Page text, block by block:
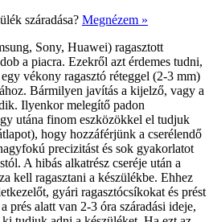
száradása? Megnézem »
Sony, Huawei) ragasztott
a piacra. Ezekről azt érdemes tudni,
vékony ragasztó réteggel (2-3 mm)
Bármilyen javítás a kijelző, vagy a
Ilyenkor melegítő padon
utána finom eszközökkel el tudjuk
hogy hozzáférjünk a cserélendő
precizitást és sok gyakorlatot
A hibás alkatrész cseréje után a
kell ragasztani a készülékbe. Ehhez
gyári ragasztócsíkokat és prést
prés alatt van 2-3 óra száradási ideje,